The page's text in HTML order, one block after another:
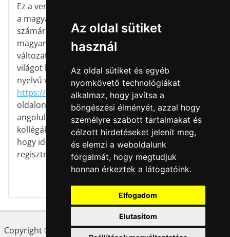
Az oldal sütiket
használ
Az oldal sütiket és egyéb
nyomkövető technológiákat
alkalmaz, hogy javítsa a
böngészési élményét, azzal hogy
személyre szabott tartalmakat és
célzott hirdetéseket jelenít meg,
és elemzi a weboldalunk
forgalmát, hogy megtudjuk
honnan érkeztek a látogatóink.
Elfogadom
Elutasítom
Ez a verzió kifejezetten
a magyar énektanárok
számára készült
magyar nyelvű
változat. A teljes
világot lefedő angol
nyelvű verzió a
https://kodalyhub.com
oldalon érhető el,
angolul beszélő
kollégáknak javasoljuk,
hogy ide is
regisztráljanak!
Copyright © 2023 LFZE. A KodályHUB a Liszt Ferenc